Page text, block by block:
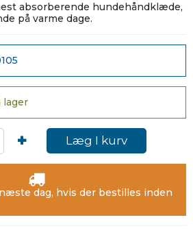
absorberende hundehåndklæde,
på varme dage.
lager
+ Læg I kurv
dag, hvis der bestilles inden